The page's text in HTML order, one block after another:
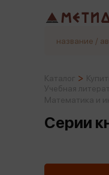
Серии